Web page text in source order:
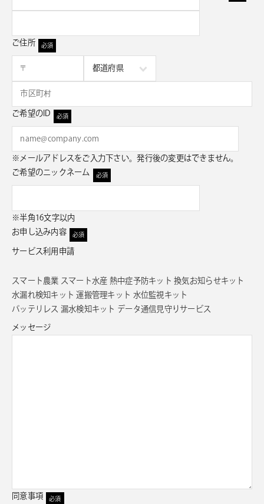
必須
ご住所
必須
ご希望のID
※メールアドレスをご入力下さい。発行後の変更はできません。
必須
ご希望のニックネーム
※半角16文字以内
必須
お申し込み内容
サービス利用申請
スマート農業 スマート水産 熱中症予防キット 換気お知らせキット
水漏れ検知キット 運搬管理キット 水位監視キット
バッテリレス 漏水検知キット データ通信見守りサービス
メッセージ
必須
同意事項